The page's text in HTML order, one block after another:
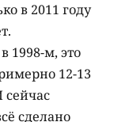
в 2011 году
1998-м, это
12-13
сейчас
сделано